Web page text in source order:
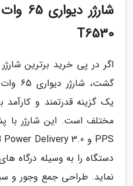
T6530
اگر در پی خرید برترین
یک گزینه قدرتمند و
مختلف است. این شارژر با
نماید. طراحی جمع وجور و